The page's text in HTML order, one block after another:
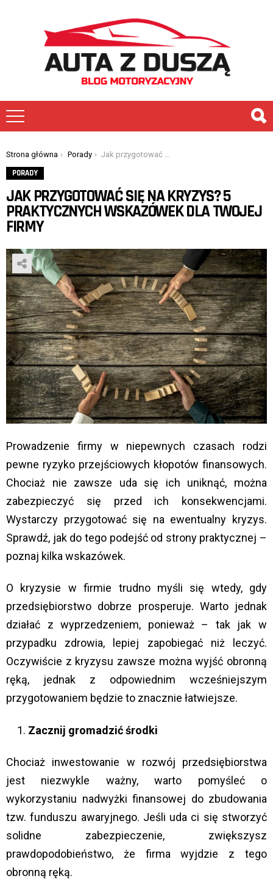
You are here:
Strona główna Porady Jak przygotować się na kryzys? 5 praktycznych wskazówek dla twojej firmy
PORADY
JAK PRZYGOTOWAĆ SIĘ NA KRYZYS? 5
PRAKTYCZNYCH WSKAZÓWEK DLA TWOJEJ
FIRMY
Prowadzenie firmy w niepewnych czasach rodzi
pewne ryzyko przejściowych kłopotów finansowych.
Chociaż nie zawsze uda się ich uniknąć, można
zabezpieczyć się przed ich konsekwencjami.
Wystarczy przygotować się na ewentualny kryzys.
Sprawdź, jak do tego podejść od strony praktycznej –
poznaj kilka wskazówek.
O kryzysie w firmie trudno myśli się wtedy, gdy
przedsiębiorstwo dobrze prosperuje. Warto jednak
działać z wyprzedzeniem, ponieważ – tak jak w
przypadku zdrowia, lepiej zapobiegać niż leczyć.
Oczywiście z kryzysu zawsze można wyjść obronną
ręką, jednak z odpowiednim wcześniejszym
przygotowaniem będzie to znacznie łatwiejsze.
Zacznij gromadzić środki
Chociaż inwestowanie w rozwój przedsiębiorstwa
jest niezwykle ważny, warto pomyśleć o
wykorzystaniu nadwyżki finansowej do zbudowania
tzw. funduszu awaryjnego. Jeśli uda ci się stworzyć
solidne zabezpieczenie, zwiększysz
prawdopodobieństwo, że firma wyjdzie z tego
obronną ręką.